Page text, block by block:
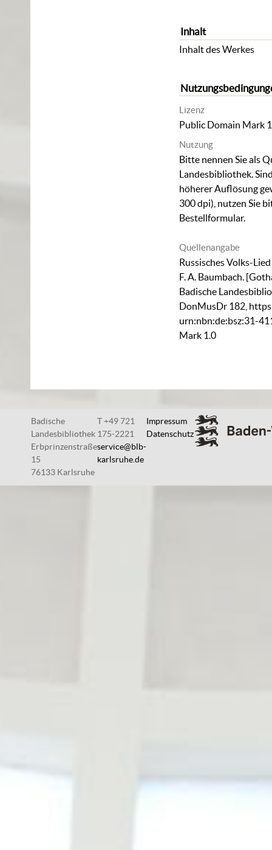
Inhalt
Inhalt des Werkes
Lizenz
Public Domain Mark
Nutzung
Bitte nennen Sie als
Landesbibliothek.
höherer Auflösung
300 dpi), nutzen Sie
Bestellformular.
Quellenangabe
Russisches Volks-
F. A. Baumbach.
Badische
DonMusDr 182
urn:nbn:de:bsz:31-
Mark 1.0
Badische
Landesbibliothek
Erbprinzenstraße
15
76133 Karlsruhe
T +49 721
175-2221
service@blb-
karlsruhe.de
Impressum
Datenschutz